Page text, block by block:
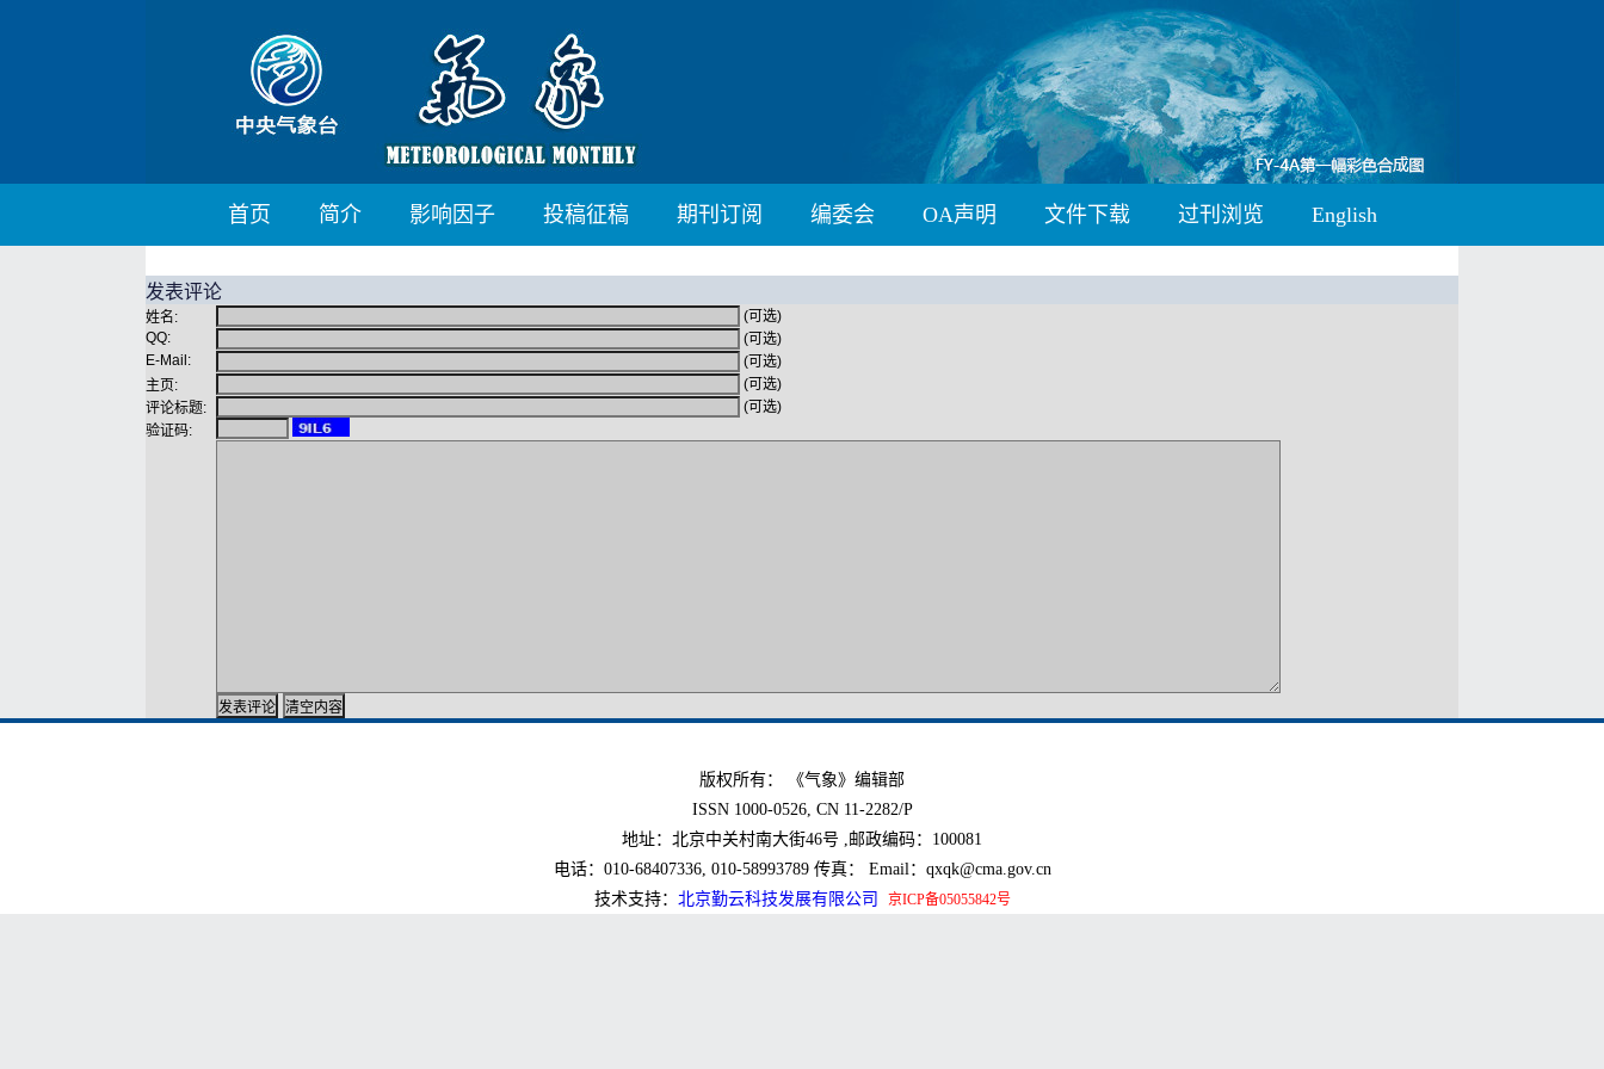
首页 简介 影响因子 投稿征稿 期刊订阅 编委会 OA声明 文件下载 过刊浏览 English
发表评论
姓名:
(可选)
QQ:
(可选)
E-Mail:
(可选)
主页:
(可选)
评论标题:
(可选)
验证码:
版权所有： 《气象》编辑部
ISSN 1000-0526, CN 11-2282/P
地址：北京中关村南大街46号 ,邮政编码：100081
电话：010-68407336, 010-58993789 传真： Email：qxqk@cma.gov.cn
技术支持： 北京勤云科技发展有限公司 京ICP备05055842号